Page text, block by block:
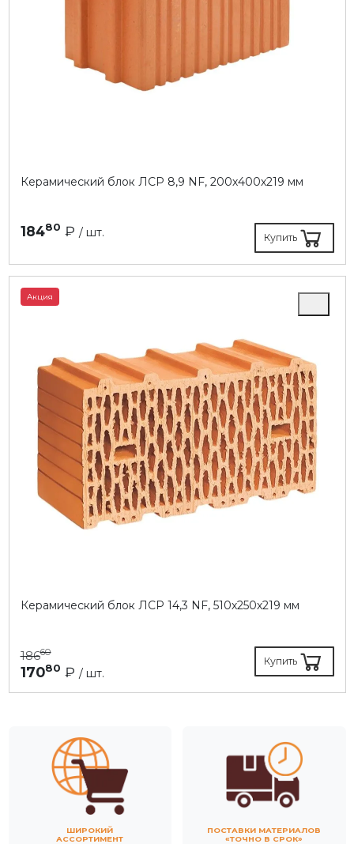
Керамический блок ЛСР 8,9 NF, 200х400х219 мм
18480 ₽ / шт. Купить
Акция
Керамический блок ЛСР 14,3 NF, 510х250х219 мм
18660
17080 ₽ / шт.
Купить
ШИРОКИЙ
АССОРТИМЕНТ
ПОСТАВКИ МАТЕРИАЛОВ
«ТОЧНО В СРОК»